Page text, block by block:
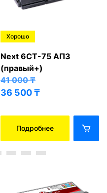
Хорошо
Next 6СТ-75 АПЗ
(правый+)
41 000₸
36 500₸
Подробнее